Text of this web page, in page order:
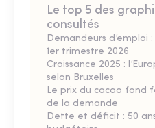
Le top 5 des
consultés
Demandeurs d’emploi
1er trimestre 2026
Croissance 2025 :
selon Bruxelles
Le prix du cacao fond
de la demande
Dette et déficit : 50